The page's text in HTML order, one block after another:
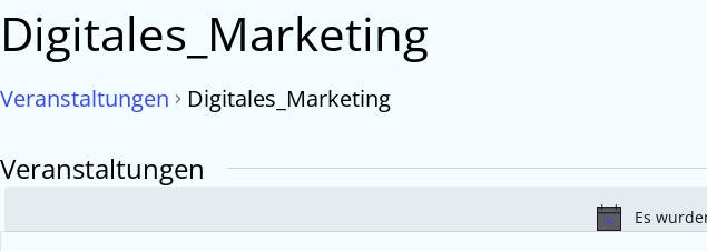
Digitales_Marketing
Veranstaltungen Digitales_Marketing
Veranstaltungen
Es